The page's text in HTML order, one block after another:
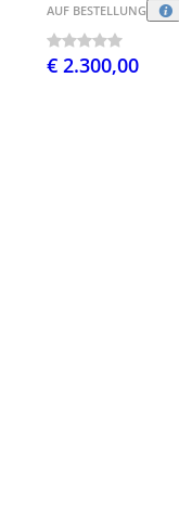
AUF BESTELLUNG
€ 2.300,00